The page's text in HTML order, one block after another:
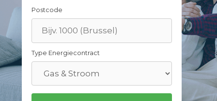
Postcode
Type Energiecontract